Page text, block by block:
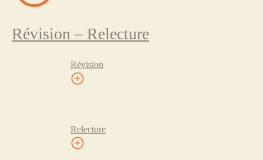
Révision – Relecture
Révision
Relecture